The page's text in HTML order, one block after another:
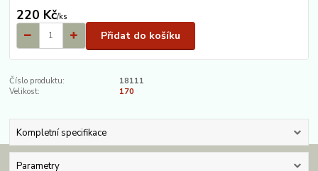
220 Kč/ks
Přidat do košíku
Číslo produktu:
18111
Velikost:
170
Kompletní specifikace
Parametry